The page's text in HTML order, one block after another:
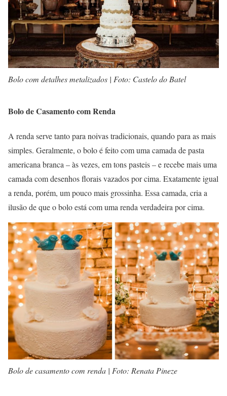
Bolo com detalhes metalizados | Foto: Castelo do Batel
Bolo de Casamento com Renda
A renda serve tanto para noivas tradicionais, quando para as mais
simples. Geralmente, o bolo é feito com uma camada de pasta
americana branca – às vezes, em tons pasteis – e recebe mais uma
camada com desenhos florais vazados por cima. Exatamente igual
a renda, porém, um pouco mais grossinha. Essa camada, cria a
ilusão de que o bolo está com uma renda verdadeira por cima.
Bolo de casamento com renda | Foto: Renata Pineze